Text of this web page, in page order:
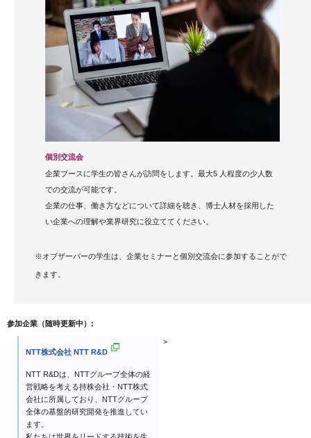
個別交流会
企業ブースに学生の皆さんが訪問をします。最大5 人程度の少人数
での交流が可能です。
企業の仕事、働き方などについて詳細を聴き、博士人材を採用した
い企業への理解や業界研究に役立ててください。
※オブザーバーの学生は、企業セミナーと個別交流会に参加することがで
きます。
参加企業（随時更新中）
NTT株式会社 NTT R&D
NTT R&Dは、NTTグループ全体の経
営戦略を考える持株会社・NTT株式
会社に所属しており、NTTグループ
全体の基盤的研究開発を推進してい
ます。
>